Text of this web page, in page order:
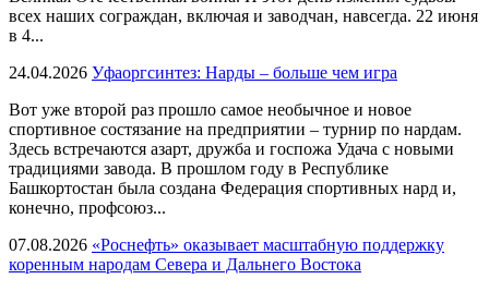
всех наших сограждан, включая и заводчан, навсегда. 22 июня
в 4...
24.04.2026 Уфаоргсинтез: Нарды – больше чем игра
Вот уже второй раз прошло самое необычное и новое
спортивное состязание на предприятии – турнир по нардам.
Здесь встречаются азарт, дружба и госпожа Удача с новыми
традициями завода. В прошлом году в Республике
Башкортостан была создана Федерация спортивных нард и,
конечно, профсоюз...
07.08.2026 «Роснефть» оказывает масштабную поддержку
коренным народам Севера и Дальнего Востока